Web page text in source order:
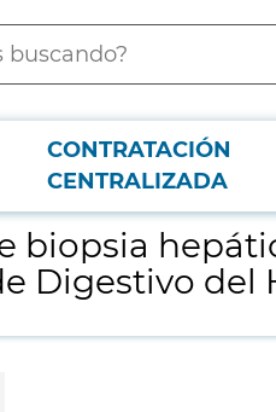
CONTRATACIÓN
CENTRALIZADA
y catéter balón de oclusión
biopsia
Digestivo